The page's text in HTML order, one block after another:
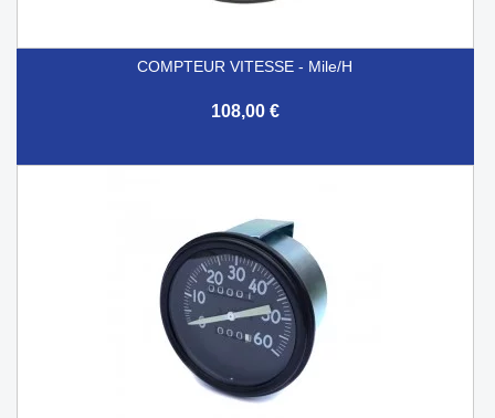
COMPTEUR VITESSE - Mile/h
108,00 €